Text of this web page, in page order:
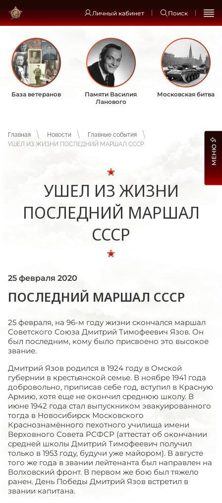
Личный кабинет Поиск
База ветеранов
Памяти Василия
Ланового
Московская битва
Главная Новости
Главные события
УШЕЛ ИЗ ЖИЗНИ ПОСЛЕДНИЙ МАРШАЛ СССР
УШЕЛ ИЗ ЖИЗНИ
ПОСЛЕДНИЙ МАРШАЛ
СССР
25 февраля 2020
ПОСЛЕДНИЙ МАРШАЛ СССР
25 февраля, на 96-м году жизни скончался маршал
Советского Союза Дмитрий Тимофеевич Язов. Он
был последним, кому было присвоено это высокое
звание.
Дмитрий Язов родился в 1924 году в Омской
губернии в крестьянской семье. В ноябре 1941 года
добровольно, приписав себе год, вступил в Красную
Армию, хотя еще не окончил среднюю школу. В
июне 1942 года стал выпускником эвакуированного
тогда в Новосибирск Московского
Краснознамённого пехотного училища имени
Верховного Совета РСФСР (аттестат об окончании
средней школы Дмитрий Тимофеевич получил
только в 1953 году, будучи уже майором). В августе
того же года в звании лейтенанта был направлен на
Волховский фронт. В первом же бою был тяжело
ранен. День Победы Дмитрий Язов встретил в
звании капитана.
МЕНЮ